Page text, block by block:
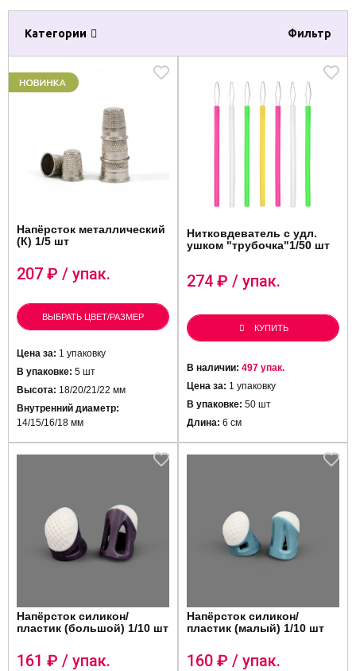
Категории Фильтр
Напёрсток металлический
(К) 1/5 шт
207 ₽ / упак.
ВЫБРАТЬ ЦВЕТ/РАЗМЕР
Цена за: 1 упаковку
В упаковке: 5 шт
Высота: 18/20/21/22 мм
Внутренний диаметр:
14/15/16/18 мм
Нитковдеватель с удл.
ушком "трубочка"1/50 шт
274 ₽ / упак.
КУПИТЬ
В наличии: 497 упак.
Цена за: 1 упаковку
В упаковке: 50 шт
Длина: 6 см
Напёрсток силикон/
пластик (большой) 1/10 шт
161 ₽ / упак.
Напёрсток силикон/
пластик (малый) 1/10 шт
160 ₽ / упак.